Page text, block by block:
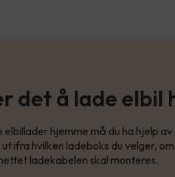
det å lade elbil
elbillader hjemme må du ha hjelp
ifra hvilken ladeboks du velger,
ladekabelen skal monteres.